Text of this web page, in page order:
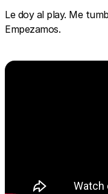
Le doy al play. Me
Empezamos.